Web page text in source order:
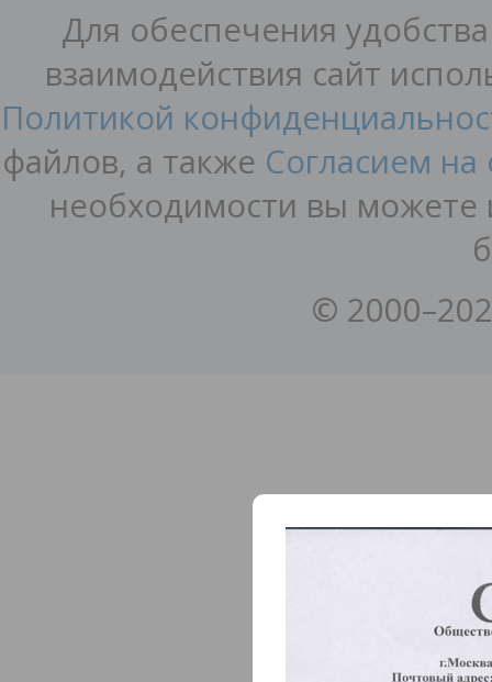
Для обеспечения
взаимодействия сайт
Политикой
файлов, а также Согласием
необходимости вы можете
©